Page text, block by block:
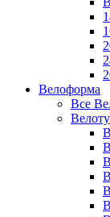
Велоформа
Все